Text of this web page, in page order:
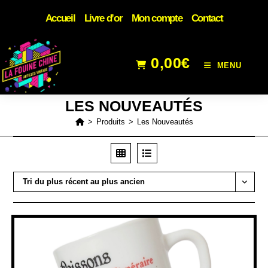
Accueil Livre d’or Mon compte Contact
0,00€ MENU
LES NOUVEAUTÉS
> Produits > Les Nouveautés
Tri du plus récent au plus ancien